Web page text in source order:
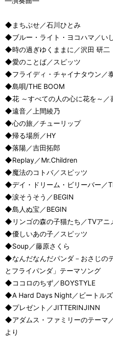
◆まちぶせ／石川ひとみ
◆ブルー・ライト・ヨコハマ／い
◆時の過ぎゆくままに／沢田 研二
◆愛のことば／スピッツ
◆フライディ・チャイナタウン／
◆島唄/THE BOOM
◆花 ～すべての人の心に花を～／
◆遠音／上間綾乃
◆心の旅／チューリップ
◆帰る場所／HY
◆落陽／吉田拓郎
◆Replay／Mr.Children
◆魔法のコトバ／スピッツ
◆デイ・ドリーム・ビリーバー／
◆涙そうそう／BEGIN
◆島人ぬ宝／BEGIN
◆リンゴの森の子猫たち／TVアニ
◆優しいあの子／スピッツ
◆Soup／藤原さくら
◆なんだなんだパンダ－おさじの
とフライパンダ」テーマソング
◆ココロのちず／BOYSTYLE
◆A Hard Days Night／ビートルズ
◆プレゼント／JITTERINJINN
◆アダムス・ファミリーのテーマ
より